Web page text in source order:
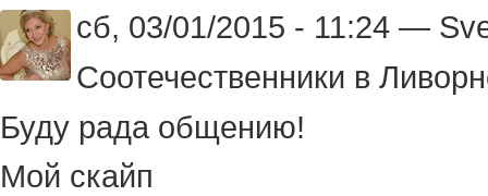
сб, 03/01/2015 - 11:24 —
Соотечественники в
Буду рада общению!
Мой скайп